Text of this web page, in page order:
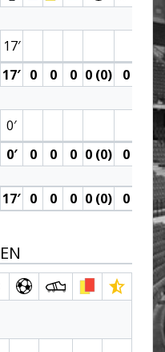
17′
17′ 0 0 0 0 (0) 0
0′
0′ 0 0 0 0 (0) 0
17′ 0 0 0 0 (0) 0